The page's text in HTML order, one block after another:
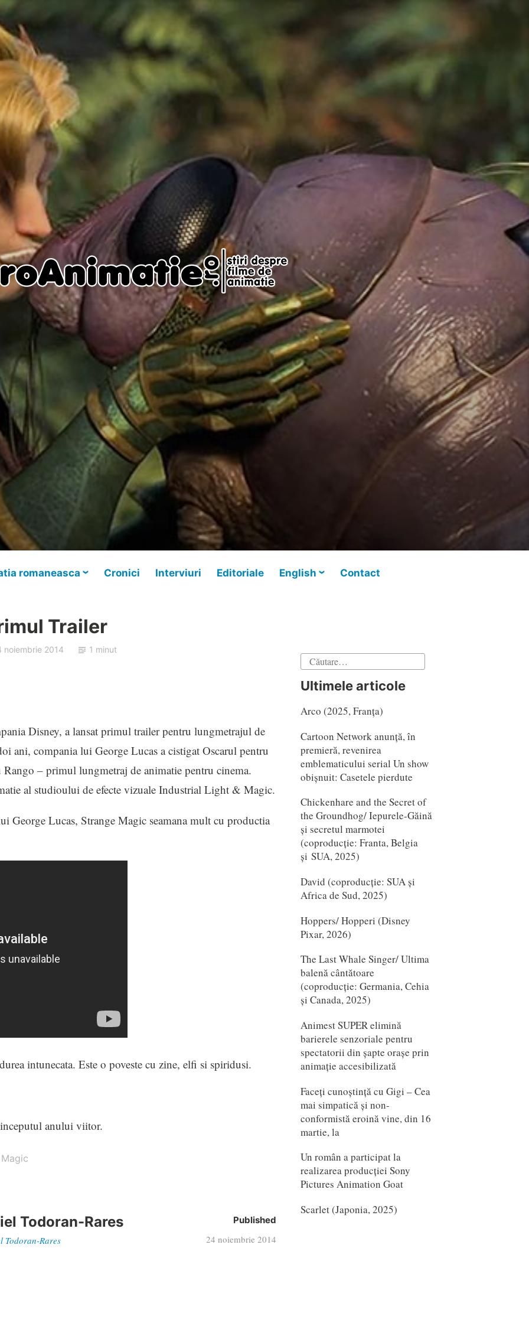
romaneasca Cronici Interviuri Editoriale English Contact
Trailer
noiembrie 2014 1 minut
Disney, a lansat primul trailer pentru lungmetrajul de
ani, compania lui George Lucas a cistigat Oscarul pentru
– primul lungmetraj de animatie pentru cinema.
al studioului de efecte vizuale Industrial Light & Magic.
George Lucas, Strange Magic seamana mult cu productia
intunecata. Este o poveste cu zine, elfi si spiridusi.
anului viitor.
Todoran-Rares
Todoran-Rares
Published
24 noiembrie 2014
Caută
Ultimele articole
Arco (2025, Franța)
Cartoon Network anunță, în
premieră, revenirea
emblematicului serial Un show
obișnuit: Casetele pierdute
Chickenhare and the Secret of
the Groundhog/ Iepurele-Găină
și secretul marmotei
(coproducție: Franta, Belgia
și SUA, 2025)
David (coproducție: SUA și
Africa de Sud, 2025)
Hoppers/ Hopperi (Disney
Pixar, 2026)
The Last Whale Singer/ Ultima
balenă cântătoare
(coproducție: Germania, Cehia
și Canada, 2025)
Animest SUPER elimină
barierele senzoriale pentru
spectatorii din șapte orașe prin
animație accesibilizată
Faceți cunoștință cu Gigi – Cea
mai simpatică și non-
conformistă eroină vine, din 16
martie, la
Un român a participat la
realizarea producției Sony
Pictures Animation Goat
Scarlet (Japonia, 2025)